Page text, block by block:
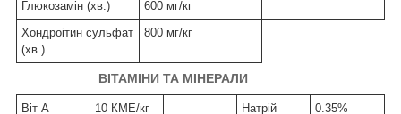
Глюкозамін (хв.)
600 мг/кг
Хондроітин сульфат
(хв.)
800 мг/кг
ВІТАМІНИ ТА МІНЕРАЛИ
Віт A 10 КМЕ/кг Натрій 0.35%